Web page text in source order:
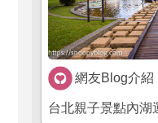
網友Blog介紹
台北親子景點內湖